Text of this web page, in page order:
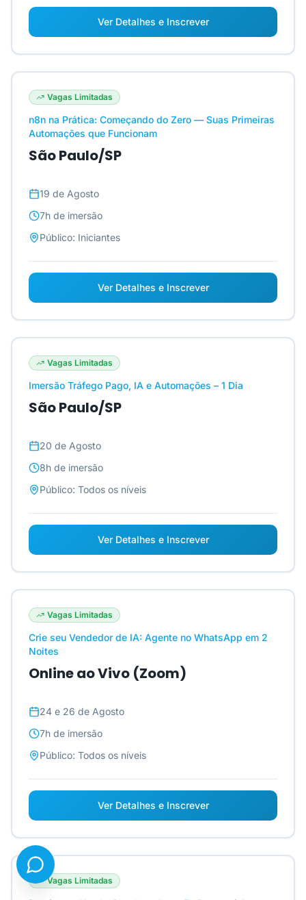
Ver Detalhes e Inscrever
Vagas Limitadas
n8n na Prática: Começando do Zero — Suas Primeiras
Automações que Funcionam
São Paulo/SP
19 de Agosto
7h de imersão
Público: Iniciantes
Ver Detalhes e Inscrever
Vagas Limitadas
Imersão Tráfego Pago, IA e Automações – 1 Dia
São Paulo/SP
20 de Agosto
8h de imersão
Público: Todos os níveis
Ver Detalhes e Inscrever
Vagas Limitadas
Crie seu Vendedor de IA: Agente no WhatsApp em 2
Noites
Online ao Vivo (Zoom)
24 e 26 de Agosto
7h de imersão
Público: Todos os níveis
Ver Detalhes e Inscrever
Vagas Limitadas